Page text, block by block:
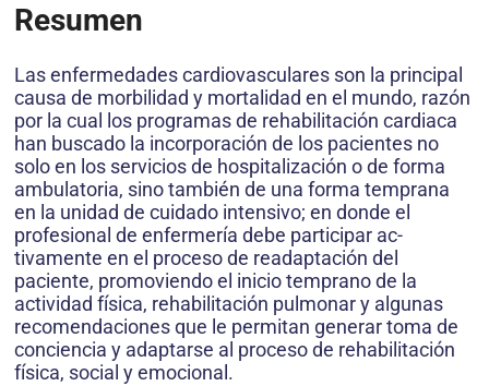
Resumen
Las enfermedades cardiovasculares son la principal
causa de morbilidad y mortalidad en el mundo, razón
por la cual los programas de rehabilitación cardiaca
han buscado la incorporación de los pacientes no
solo en los servicios de hospitalización o de forma
ambulatoria, sino también de una forma temprana
en la unidad de cuidado intensivo; en donde el
profesional de enfermería debe participar ac­
tivamente en el proceso de readaptación del
paciente, pro­moviendo el inicio temprano de la
actividad física, rehabili­tación pulmonar y algunas
recomendaciones que le per­mitan generar toma de
conciencia y adaptarse al proceso de rehabilitación
física, social y emocional.